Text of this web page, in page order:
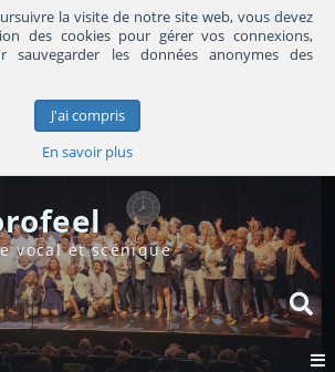
la visite de notre site web, vous devez
des cookies pour gérer vos connexions,
sauvegarder les données anonymes des
J'ai compris
En savoir plus
vocal et scénique